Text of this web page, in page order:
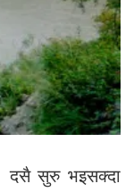
दसै सुरु भइसक्दा